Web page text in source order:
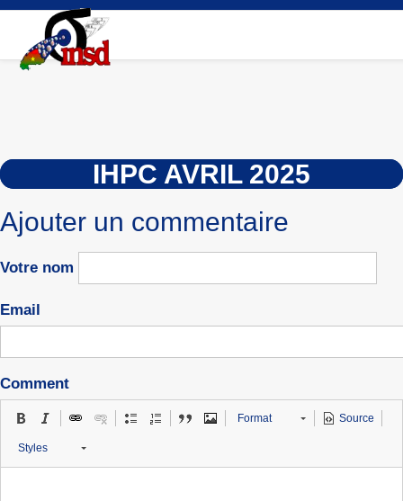
Aller
contenu
principal
IHPC AVRIL 2025
Ajouter un commentaire
Votre nom
Email
Comment
Format Source
Styles